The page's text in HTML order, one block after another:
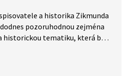
a historika Zikmunda
pozoruhodnou zejména
historickou tematiku, která byla
historici a literární vědci